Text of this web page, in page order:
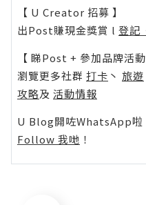
【 U Creator 招募 】
出Post賺現金獎賞 l 登記
【 睇Post + 參加品牌活動
瀏覽更多社群 打卡 丶 旅遊
攻略及 活動情報
U Blog開咗WhatsApp啦
Follow 我哋 ！